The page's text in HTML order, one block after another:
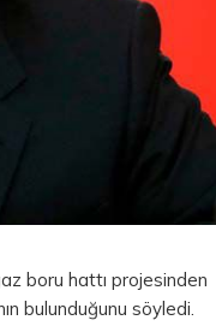
boru hattı projesinden
bulunduğunu söyledi.